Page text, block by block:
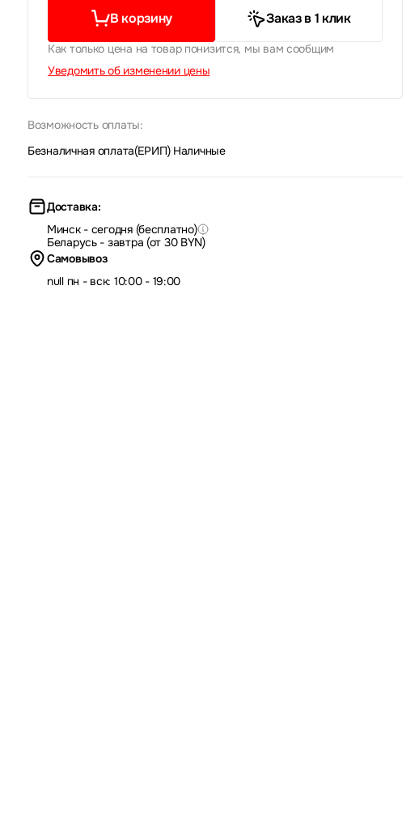
В корзину Заказ в 1 клик
Как только цена на товар понизится, мы вам сообщим
Уведомить об изменении цены
Возможность оплаты:
Безналичная оплата(ЕРИП)| Наличные
Доставка:
Минск - сегодня (бесплатно)
Беларусь - завтра (от 30 BYN)
Самовывоз
null пн - вск: 10:00 - 19:00